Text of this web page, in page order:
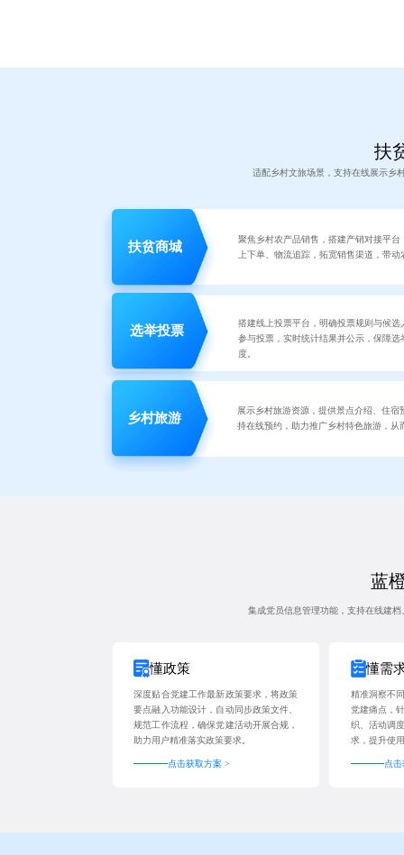
扶
适配乡村文旅场景，支持在线展示乡
聚焦乡村农产品销售，搭建产销对接平
上下单、物流追踪，拓宽销售渠道，带
扶贫商城
搭建线上投票平台，明确投票规则与候
参与投票，实时统计结果并公示，保障
度。
选举投票
展示乡村旅游资源，提供景点介绍、住
持在线预约，助力推广乡村特色旅游，从
乡村旅游
蓝
集成党员信息管理功能，支持在线建
懂政策
深度贴合党建工作最新政策要求，将政策
要点融入功能设计，自动同步政策文件、
规范工作流程，确保党建活动开展合规，
助力用户精准落实政策要求。
点击获取方案 >
懂需
精准洞察不
党建痛点，
织、活动调
求，提升使
点